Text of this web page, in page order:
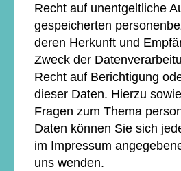
Recht auf unentgeltliche
gespeicherten
deren Herkunft und
Zweck der
Recht auf Berichtigung
dieser Daten. Hierzu
Fragen zum Thema
Daten können Sie sich
im Impressum
uns wenden.